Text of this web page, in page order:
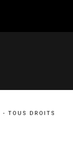
- TOUS DROITS